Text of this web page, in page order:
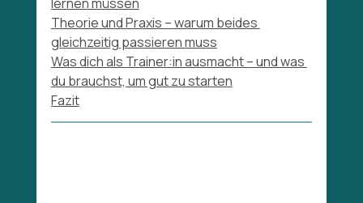
Theorie und Praxis – warum beides
gleichzeitig passieren muss
Was dich als Trainer:in ausmacht – und was
du brauchst, um gut zu starten
Fazit